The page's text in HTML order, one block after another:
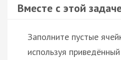
Вместе с этой
Заполните пустые
используя